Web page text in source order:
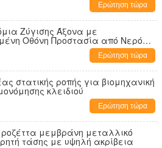
Ερώτηση τώρα
Ζύγισης Άξονα με
Οθόνη Προστασία από Νερό
Ερώτηση τώρα
στατικής ροπής για βιομηχανική
κλειδιού
Ερώτηση τώρα
μεμβράνη μεταλλικό
τάσης με υψηλή ακρίβεια